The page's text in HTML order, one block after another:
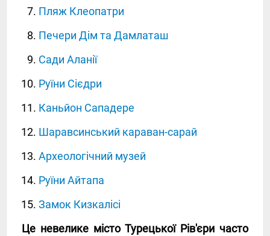
Пляж Клеопатри
Печери Дім та Дамлаташ
Сади Аланії
Руїни Сієдри
Каньйон Сападере
Шаравсинський караван-сарай
Археологічний музей
Руїни Айтапа
Замок Кизкалісі
Це невелике місто Турецької Рів'єри часто